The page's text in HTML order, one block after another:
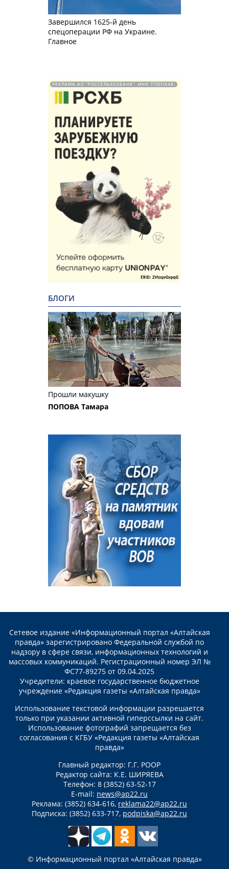
Завершился 1625-й день
спецоперации РФ на Украине.
Главное
РЕКЛАМА АО "РОССЕЛЬХОЗБАНК". ИНН 772511448.
БЛОГИ
Прошли макушку
ПОПОВА Тамара
Сетевое издание «Информационный портал «Алтайская
правда» зарегистрировано Федеральной службой по
надзору в сфере связи, информационных технологий и
массовых коммуникаций. Регистрационный номер ЭЛ №
ФС77-89275 от 09.04.2025
Учредители: краевое государственное бюджетное
учреждение «Редакция газеты «Алтайская правда»
Использование текстовой информации разрешается
только при указании активной гиперссылки на сайт.
Использование фотографий запрещается без
согласования с КГБУ «Редакция газеты «Алтайская
правда»
Главный редактор: Г.Г. РООР
Редактор сайта: К.Е. ШИРЯЕВА
Телефон: 8 (3852) 63-52-17
E-mail: news@ap22.ru
Реклама: (3852) 634-616, reklama22@ap22.ru
Подписка: (3852) 633-717, podpiska@ap22.ru
© Информационный портал «Алтайская правда»